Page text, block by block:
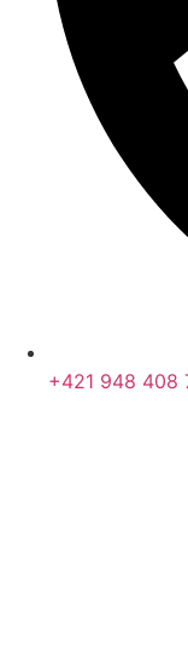
+421 948 408